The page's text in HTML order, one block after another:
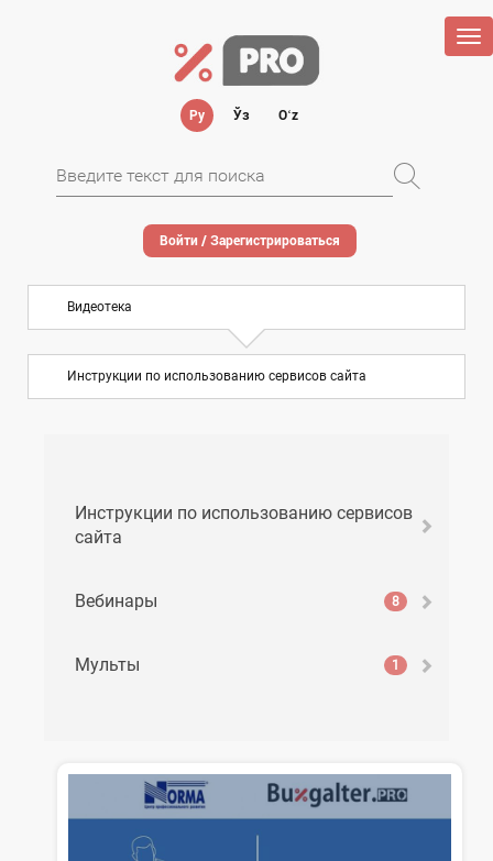
Ру Ўз Oʻz
Войти / Зарегистрироваться
Видеотека
Инструкции по использованию сервисов сайта
Инструкции по использованию сервисов
сайта
Вебинары 8
Мульты 1